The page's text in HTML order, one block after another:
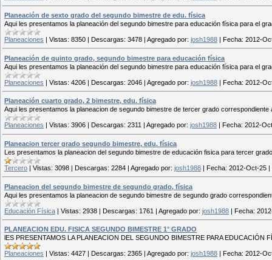
Planeación de sexto grado del segundo bimestre de edu. física
Aqui les presentamos la planeación del segundo bimestre para educación física para el
Planeaciones | Vistas: 8350 | Descargas: 3478 | Agregado por: josh1988 | Fecha: 2012-
Planeación de quinto grado, segundo bimestre para educación física
Aqui les presentamos la planeación del segundo bimestre para educación física para el
Planeaciones | Vistas: 4206 | Descargas: 2046 | Agregado por: josh1988 | Fecha: 2012-
Planeación cuarto grado, 2 bimestre, edu. física
Aqui les presentamos la planeacion de segundo bimestre de tercer grado correspondiente
Planeaciones Vistas: 3906 Descargas: 2311 Agregado por: josh1988 Fecha: 2012-
Planeacion tercer grado segundo bimestre, edu. física
Les presentamos la planeacion del segundo bimestre de educación fisica para tercer grado
Tercero | Vistas: 3098 | Descargas: 2284 | Agregado por: josh1988 | Fecha: 2012-Oct-25 |
Planeacion del segundo bimestre de segundo grado, física
Aqui les presentamos la planeacion de segundo bimestre de segundo grado
Educación Física | Vistas: 2938 | Descargas: 1761 | Agregado por: josh1988 | Fecha:
PLANEACION EDU. FISICA SEGUNDO BIMESTRE 1° GRADO
lES PRESENTAMOS LA PLANEACION DEL SEGUNDO BIMESTRE PARA
Planeaciones Vistas: 4427 Descargas: 2365 Agregado por: josh1988 Fecha: 2012-